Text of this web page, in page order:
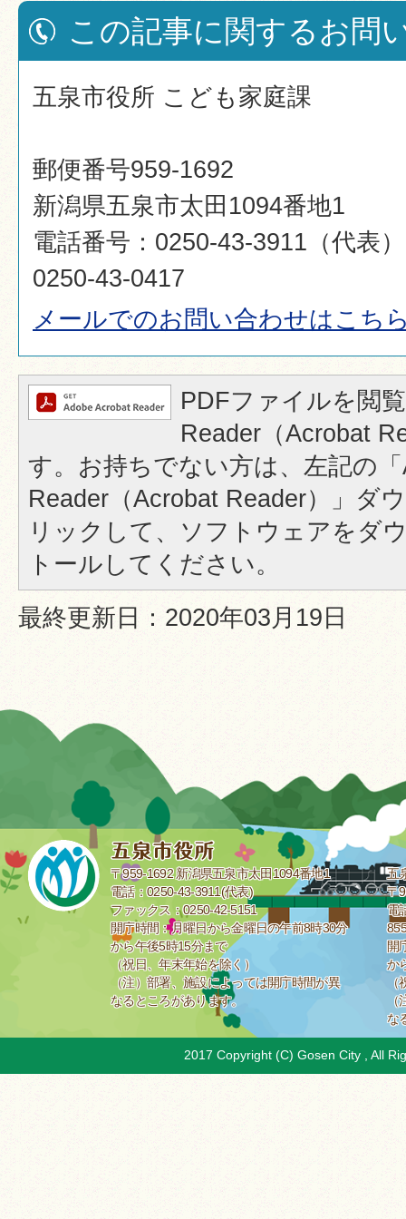
この記事に関するお問
五泉市役所 こども家庭課
郵便番号959-1692
新潟県五泉市太田1094番地1
電話番号：0250-43-3911（代表
0250-43-0417
メールでのお問い合わせはこち
PDFファイルを閲
Reader（Acrobat
す。お持ちでない方は、左記の
Reader（Acrobat Reader）」ダ
リックして、ソフトウェアをダ
トールしてください。
最終更新日：2020年03月19日
〒959-1692 新潟県五泉市太田1094番地1
電話：0250-43-3911(代表)
ファックス：0250-42-5151
開庁時間：月曜日から金曜日の午前8時30分
から午後5時15分まで
（祝日、年末年始を除く）
（注）部署、施設によっては開庁時間が異
なるところがあります。
五
〒
電
開
か
な
2017 Copyright (C) Gosen City , All